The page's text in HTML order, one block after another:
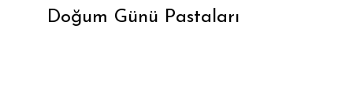
Doğum Günü Pastaları